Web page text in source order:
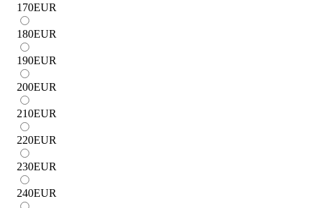
170EUR
180EUR
190EUR
200EUR
210EUR
220EUR
230EUR
240EUR